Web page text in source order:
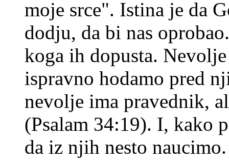
moje srce". Istina je da
dodju, da bi nas
koga ih dopusta.
ispravno hodamo pred
nevolje ima pravednik,
(Psalam 34:19). I, kako
da iz njih nesto naucimo.